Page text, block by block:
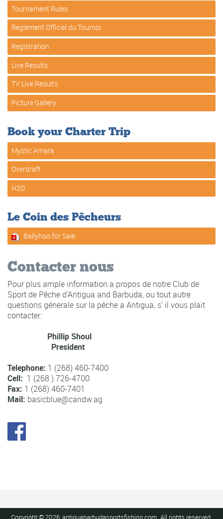
Tournament Rules
Reglement Officiel du Tournoi
Registration
Live Results
TV Live Results
Picture Gallery
Book your Charter Trip
Mystic Amara
Overdraft
H2O
Le Coin des Pêcheurs
Ballyhoo for Sale
Contacter nous
Pour plus ample information a propos de notre Club de
Sport de Pêche d'Antigua and Barbuda, ou tout autre
questions génerale sur la pêche a Antigua, s' il vous plait
contacter:
Phillip Shoul
President
Telephone: 1 (268) 460-7400
Cell: 1 (268 ) 726-4700
Fax: 1 (268) 460-7401
Mail: basicblue@candw.ag
Copyright © 2026, antiguabarbudasportsfishing.com. All rights reserved.